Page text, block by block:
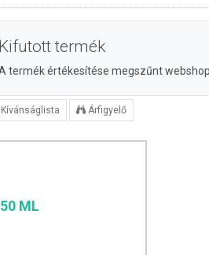
Kifutott termék
termék értékesítése megszűnt
Kívánságlista Árfigyelő
ML